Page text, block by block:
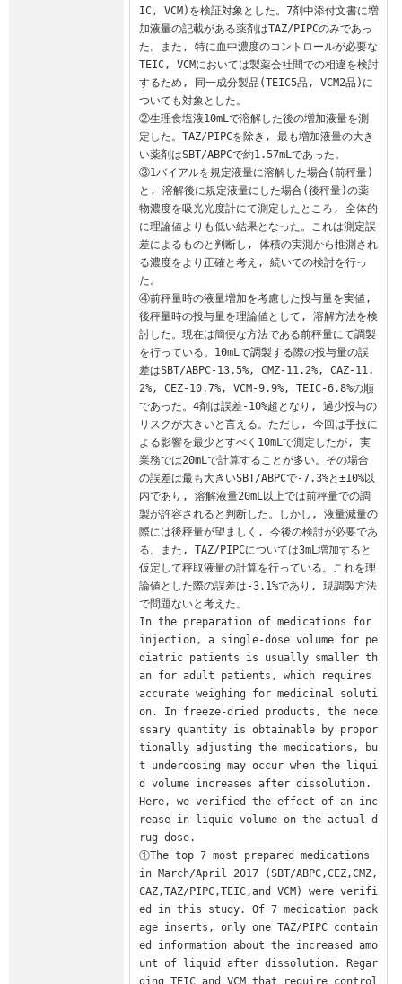
IC, VCM)を検証対象とした。7剤中添付文書に増
加液量の記載がある薬剤はTAZ/PIPCのみであっ
た。また, 特に血中濃度のコントロールが必要な
TEIC, VCMにおいては製薬会社間での相違を検討
するため, 同一成分製品(TEIC5品, VCM2品)に
ついても対象とした。
②生理食塩液10mLで溶解した後の増加液量を測
定した。TAZ/PIPCを除き, 最も増加液量の大き
い薬剤はSBT/ABPCで約1.57mLであった。
③1バイアルを規定液量に溶解した場合(前秤量)
と, 溶解後に規定液量にした場合(後秤量)の薬
物濃度を吸光光度計にて測定したところ, 全体的
に理論値よりも低い結果となった。これは測定誤
差によるものと判断し, 体積の実測から推測され
る濃度をより正確と考え, 続いての検討を行っ
た。
④前秤量時の液量増加を考慮した投与量を実値,
後秤量時の投与量を理論値として, 溶解方法を検
討した。現在は簡便な方法である前秤量にて調製
を行っている。10mLで調製する際の投与量の誤
差はSBT/ABPC-13.5%, CMZ-11.2%, CAZ-11.
2%, CEZ-10.7%, VCM-9.9%, TEIC-6.8%の順
であった。4剤は誤差-10%超となり, 過少投与の
リスクが大きいと言える。ただし, 今回は手技に
よる影響を最少とすべく10mLで測定したが, 実
業務では20mLで計算することが多い。その場合
の誤差は最も大きいSBT/ABPCで-7.3%と±10%以
内であり, 溶解液量20mL以上では前秤量での調
製が許容されると判断した。しかし, 液量減量の
際には後秤量が望ましく, 今後の検討が必要であ
る。また, TAZ/PIPCについては3mL増加すると
仮定して秤取液量の計算を行っている。これを理
論値とした際の誤差は-3.1%であり, 現調製方法
で問題ないと考えた。
In the preparation of medications for
injection, a single-dose volume for pe
diatric patients is usually smaller th
an for adult patients, which requires
accurate weighing for medicinal soluti
on. In freeze-dried products, the nece
ssary quantity is obtainable by propor
tionally adjusting the medications, bu
t underdosing may occur when the liqui
d volume increases after dissolution.
Here, we verified the effect of an inc
rease in liquid volume on the actual d
rug dose.
①The top 7 most prepared medications
in March/April 2017 (SBT/ABPC,CEZ,CMZ,
CAZ,TAZ/PIPC,TEIC,and VCM) were verifi
ed in this study. Of 7 medication pack
age inserts, only one TAZ/PIPC contain
ed information about the increased amo
unt of liquid after dissolution. Regar
ding TEIC and VCM that require control